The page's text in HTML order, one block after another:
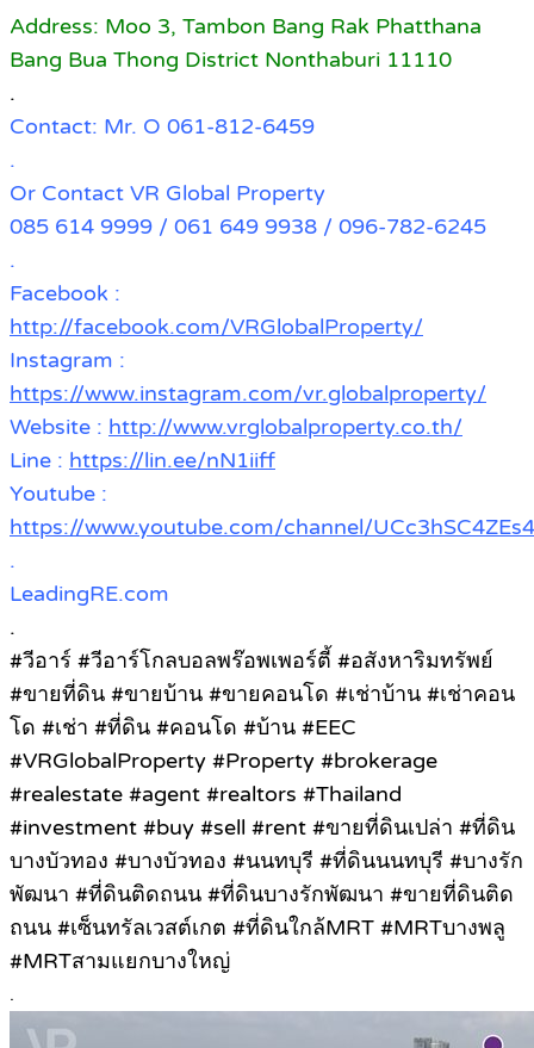
Address: Moo 3, Tambon Bang Rak Phatthana
Bang Bua Thong District Nonthaburi 11110
.
Contact: Mr. O 061-812-6459
.
Or Contact VR Global Property
085 614 9999 / 061 649 9938 / 096-782-6245
.
Facebook :
http://facebook.com/VRGlobalProperty/
Instagram :
https://www.instagram.com/vr.globalproperty/
Website : http://www.vrglobalproperty.co.th/
Line : https://lin.ee/nN1iiff
Youtube :
https://www.youtube.com/channel/
.
LeadingRE.com
.
#วีอาร์ #วีอาร์โกลบอลพร๊อพเพอร์ตี้ #อสังหาริมทรัพย์
#ขายที่ดิน #ขายบ้าน #ขายคอนโด #เช่าบ้าน #เช่าคอน
โด #เช่า #ที่ดิน #คอนโด #บ้าน #EEC
#VRGlobalProperty #Property #brokerage
#realestate #agent #realtors #Thailand
#investment #buy #sell #rent #ขายที่ดินเปล่า #ที่ดิน
บางบัวทอง #บางบัวทอง #นนทบุรี #ที่ดินนนทบุรี #บางรัก
พัฒนา #ที่ดินติดถนน #ที่ดินบางรักพัฒนา #ขายที่ดินติด
ถนน #เซ็นทรัลเวสต์เกต #ที่ดินใกล้MRT #MRTบางพลู
#MRTสามแยกบางใหญ่
.